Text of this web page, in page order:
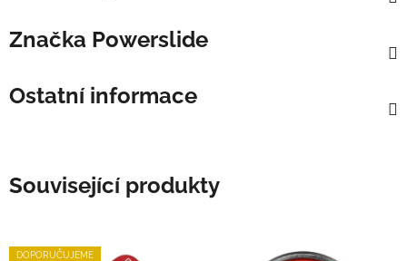
Značka Powerslide
Ostatní informace
Související produkty
DOPORUČUJEME